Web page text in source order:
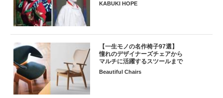
KABUKI HOPE
【一生モノの名作椅子97選】
憧れのデザイナーズチェアから
マルチに活躍するスツールまで
Beautiful Chairs